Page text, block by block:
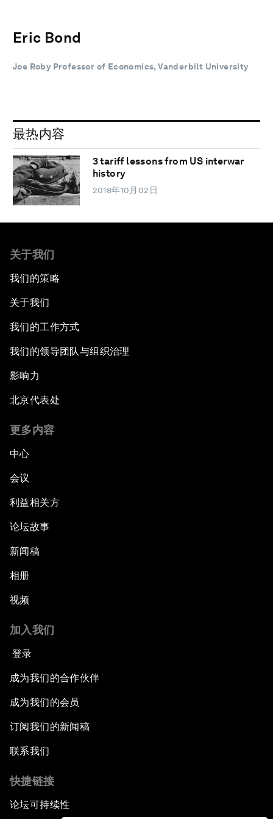
Eric Bond
Joe Roby Professor of Economics, Vanderbilt University
最热内容
3 tariff lessons from US interwar
history
2018年10月02日
关于我们
我们的策略
关于我们
我们的工作方式
我们的领导团队与组织治理
影响力
北京代表处
更多内容
中心
会议
利益相关方
论坛故事
新闻稿
相册
视频
加入我们
登录
成为我们的合作伙伴
成为我们的会员
订阅我们的新闻稿
联系我们
快捷链接
论坛可持续性